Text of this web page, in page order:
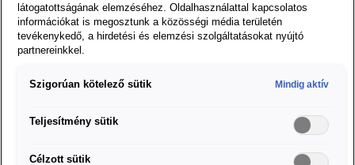
Gumiabroncsok és
keréktárcsák
További információ
látogatottságának elemzéséhez. Oldalhasználattal kapcsolatos
információkat is megosztunk a közösségi média területén
tevékenykedő, a hirdetési és elemzési szolgáltatásokat nyújtó
partnereinkkel.
Szigorúan kötelező sütik Mindig aktív
Teljesítmény sütik
Célzott sütik